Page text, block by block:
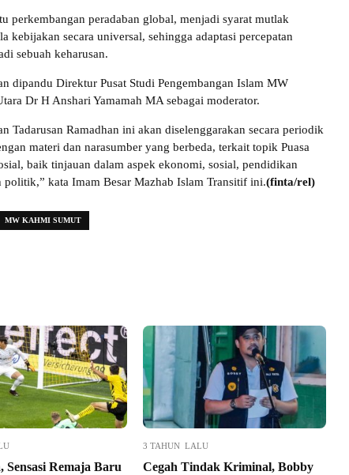
perkembangan peradaban global, menjadi syarat mutlak
kebijakan secara universal, sehingga adaptasi percepatan
sebuah keharusan.
dipandu Direktur Pusat Studi Pengembangan Islam MW
Dr H Anshari Yamamah MA sebagai moderator.
Tadarusan Ramadhan ini akan diselenggarakan secara periodik
materi dan narasumber yang berbeda, terkait topik Puasa
baik tinjauan dalam aspek ekonomi, sosial, pendidikan
politik,” kata Imam Besar Mazhab Islam Transitif ini.(finta/rel)
MW KAHMI SUMUT
Sensasi Remaja Baru
3 TAHUN LALU
Cegah Tindak Kriminal, Bobby